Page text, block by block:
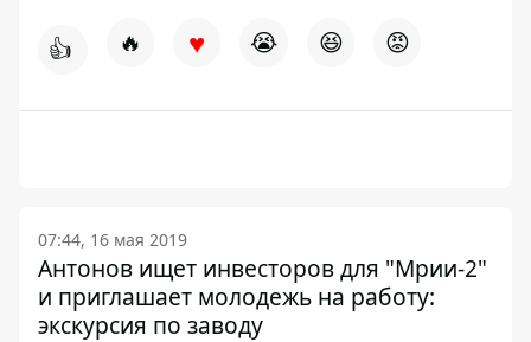
👍 🔥 ♥ 😭 😆 😡
07:44, 16 мая 2019
Антонов ищет инвесторов для "Мрии-2"
и приглашает молодежь на работу:
экскурсия по заводу